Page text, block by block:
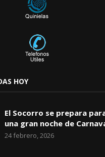
HOY
El Socorro se prepara
una gran noche de
24 febrero, 2026